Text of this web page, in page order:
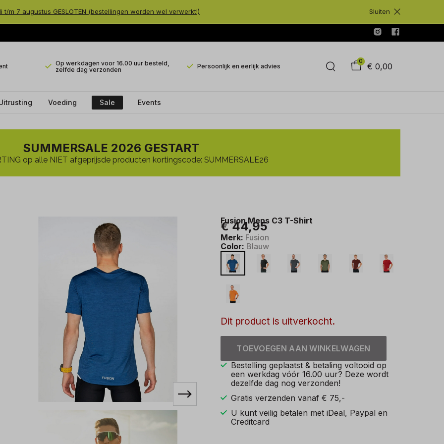
m 7 augustus GESLOTEN (bestellingen worden wel verwerkt!) Sluiten
Op werkdagen voor 16.00 uur besteld,
zelfde dag verzonden
Persoonlijk en eerlijk advies
0
€ 0,00
Voeding Sale Events
SUMMERSALE 2026 GESTART
op alle NIET afgeprijsde producten kortingscode: SUMMERSALE26
Fusion Mens C3 T-Shirt
€ 44,95
Merk: Fusion
Color: Blauw
Dit product is uitverkocht.
TOEVOEGEN AAN WINKELWAGEN
Bestelling geplaatst & betaling voltooid op
een werkdag vóór 16.00 uur? Deze wordt
dezelfde dag nog verzonden!
Gratis verzenden vanaf € 75,-
U kunt veilig betalen met iDeal, Paypal en
Creditcard